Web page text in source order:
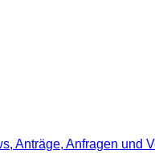
Anträge, Anfragen und